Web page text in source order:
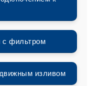
с фильтром
изливом